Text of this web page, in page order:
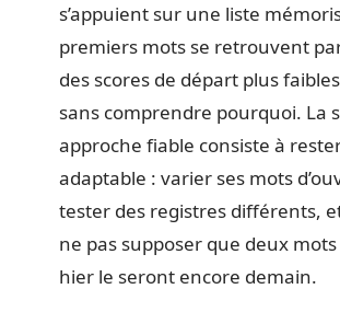
s’appuient sur une liste
premiers mots se retrouvent
des scores de départ plus
sans comprendre pourquoi. La
approche fiable consiste à
adaptable : varier ses mots
tester des registres différents,
ne pas supposer que deux
hier le seront encore demain.